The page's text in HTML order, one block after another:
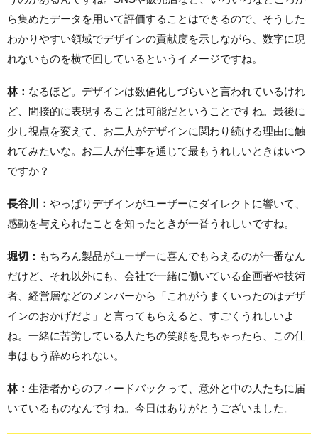
ら集めたデータを用いて評価することはできるので、そうした
わかりやすい領域でデザインの貢献度を示しながら、数字に現
れないものを横で回しているというイメージですね。
林： なるほど。デザインは数値化しづらいと言われているけれ
ど、間接的に表現することは可能だということですね。最後に
少し視点を変えて、お二人がデザインに関わり続ける理由に触
れてみたいな。お二人が仕事を通じて最もうれしいときはいつ
ですか？
長谷川： やっぱりデザインがユーザーにダイレクトに響いて、
感動を与えられたことを知ったときが一番うれしいですね。
堀切： もちろん製品がユーザーに喜んでもらえるのが一番なん
だけど、それ以外にも、会社で一緒に働いている企画者や技術
者、経営層などのメンバーから「これがうまくいったのはデザ
インのおかげだよ」と言ってもらえると、すごくうれしいよ
ね。一緒に苦労している人たちの笑顔を見ちゃったら、この仕
事はもう辞められない。
林： 生活者からのフィードバックって、意外と中の人たちに届
いているものなんですね。今日はありがとうございました。